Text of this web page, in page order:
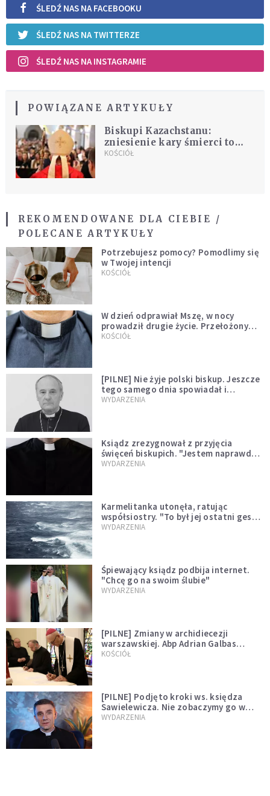
ŚLEDŹ NAS NA FACEBOOKU
ŚLEDŹ NAS NA TWITTERZE
ŚLEDŹ NAS NA INSTAGRAMIE
POWIĄZANE ARTYKUŁY
Biskupi Kazachstanu:
zniesienie kary śmierci to
postęp w etyce
KOŚCIÓŁ
REKOMENDOWANE DLA CIEBIE /
POLECANE ARTYKUŁY
Potrzebujesz pomocy? Pomodlimy się
w Twojej intencji
KOŚCIÓŁ
W dzień odprawiał Mszę, w nocy
prowadził drugie życie. Przełożony
kazał mu opuścić zakon
KOŚCIÓŁ
[PILNE] Nie żyje polski biskup. Jeszcze
tego samego dnia spowiadał i
sprawował Mszę świętą
WYDARZENIA
Ksiądz zrezygnował z przyjęcia
święceń biskupich. "Jestem naprawdę
niegodny"
WYDARZENIA
Karmelitanka utonęła, ratując
współsiostry. "To był jej ostatni gest
miłości"
WYDARZENIA
Śpiewający ksiądz podbija internet.
"Chcę go na swoim ślubie"
WYDARZENIA
[PILNE] Zmiany w archidiecezji
warszawskiej. Abp Adrian Galbas
wręczył dekrety nowym proboszczom
KOŚCIÓŁ
[PILNE] Podjęto kroki ws. księdza
Sawielewicza. Nie zobaczymy go w
mediach
WYDARZENIA